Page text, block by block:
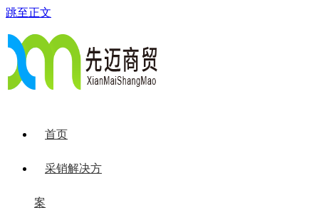
跳至正文
首页
采销解决方
案